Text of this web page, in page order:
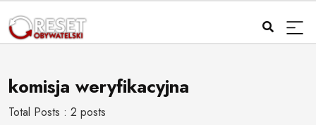
komisja weryfikacyjna
Total Posts : 2 posts